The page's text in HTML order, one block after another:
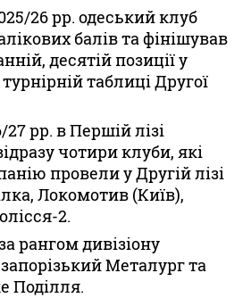
26 рр. одеський клуб
балів та фінішував
десятій позиції у
таблиці Другої
27 рр. в Першій лізі
чотири клуби, які
провели у Другій лізі
Локомотив (Київ),
2.
рангом дивізіону
Металург та
Поділля.